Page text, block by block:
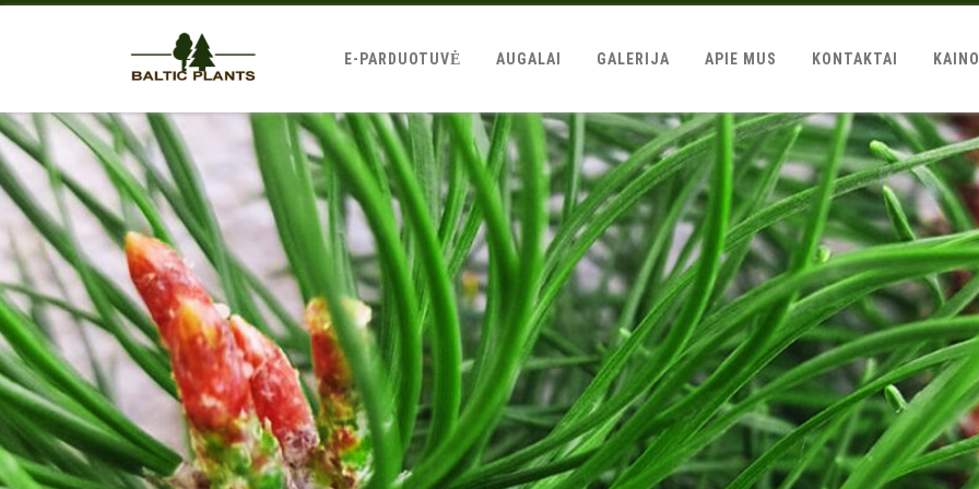
E-PARDUOTUVĖ AUGALAI GALERIJA APIE MUS KONTAKTAI